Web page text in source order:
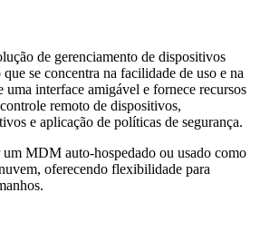
de gerenciamento de dispositivos
se concentra na facilidade de uso e na
interface amigável e fornece recursos
remoto de dispositivos,
e aplicação de políticas de segurança.
MDM auto-hospedado ou usado como
oferecendo flexibilidade para